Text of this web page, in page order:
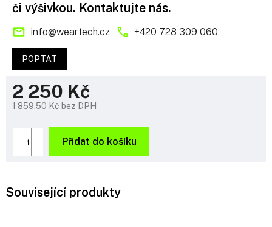
2 250 Kč
1 859,50 Kč bez DPH
cena:
Přidat do košíku
či výšivkou. Kontaktujte nás.
info@weartech.cz +420 728 309 060
POPTAT
Související produkty